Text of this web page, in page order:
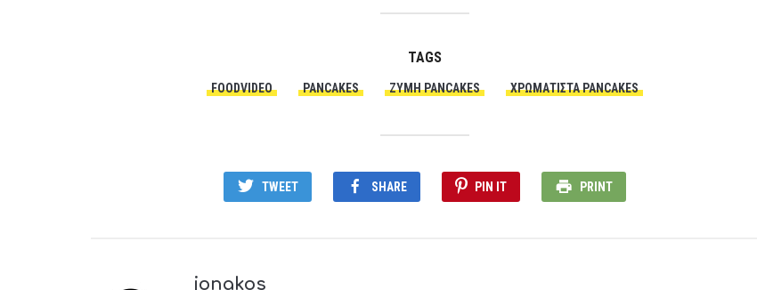
TAGS
FOODVIDEO PANCAKES ΖΎΜΗ PANCAKES ΧΡΩΜΑΤΙΣΤΆ PANCAKES
TWEET SHARE PIN IT PRINT
jonakos